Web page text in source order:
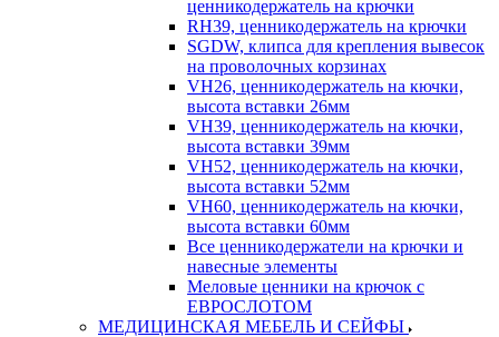
ценникодержатель на крючки
RH39, ценникодержатель на крючки
SGDW, клипса для крепления вывесок
на проволочных корзинах
VH26, ценникодержатель на кючки,
высота вставки 26мм
VH39, ценникодержатель на кючки,
высота вставки 39мм
VH52, ценникодержатель на кючки,
высота вставки 52мм
VH60, ценникодержатель на кючки,
высота вставки 60мм
Все ценникодержатели на крючки и
навесные элементы
Меловые ценники на крючок с
ЕВРОСЛОТОМ
МЕДИЦИНСКАЯ МЕБЕЛЬ И СЕЙФЫ